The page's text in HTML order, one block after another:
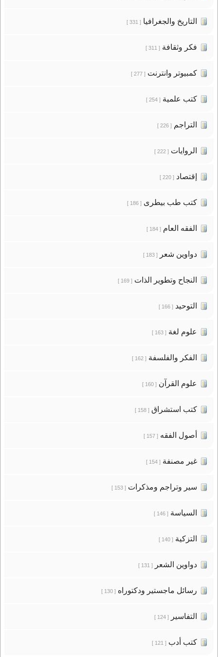
التاريخ والجغرافيا[ 331 ]
فكر وثقافة[ 311 ]
كمبيوتر وانترنت[ 277 ]
كتب علمية[ 254 ]
التراجم[ 226 ]
الروايات[ 222 ]
إقتصاد[ 220 ]
كتب طب بيطرى[ 186 ]
الفقه العام[ 184 ]
دواوين شعر[ 183 ]
النجاح وتطوير الذات[ 169 ]
التوحيد[ 166 ]
علوم لغة[ 163 ]
الفكر والفلسفة[ 162 ]
علوم القرآن[ 160 ]
كتب استشراق[ 158 ]
أصول الفقه[ 157 ]
غير مصنفة[ 154 ]
سير وتراجم ومذكرات[ 153 ]
السياسة[ 146 ]
التزكية[ 140 ]
دواوين الشعر[ 131 ]
رسائل ماجستير ودكتوراه[ 130 ]
التفاسير[ 124 ]
كتب أدب[ 121 ]